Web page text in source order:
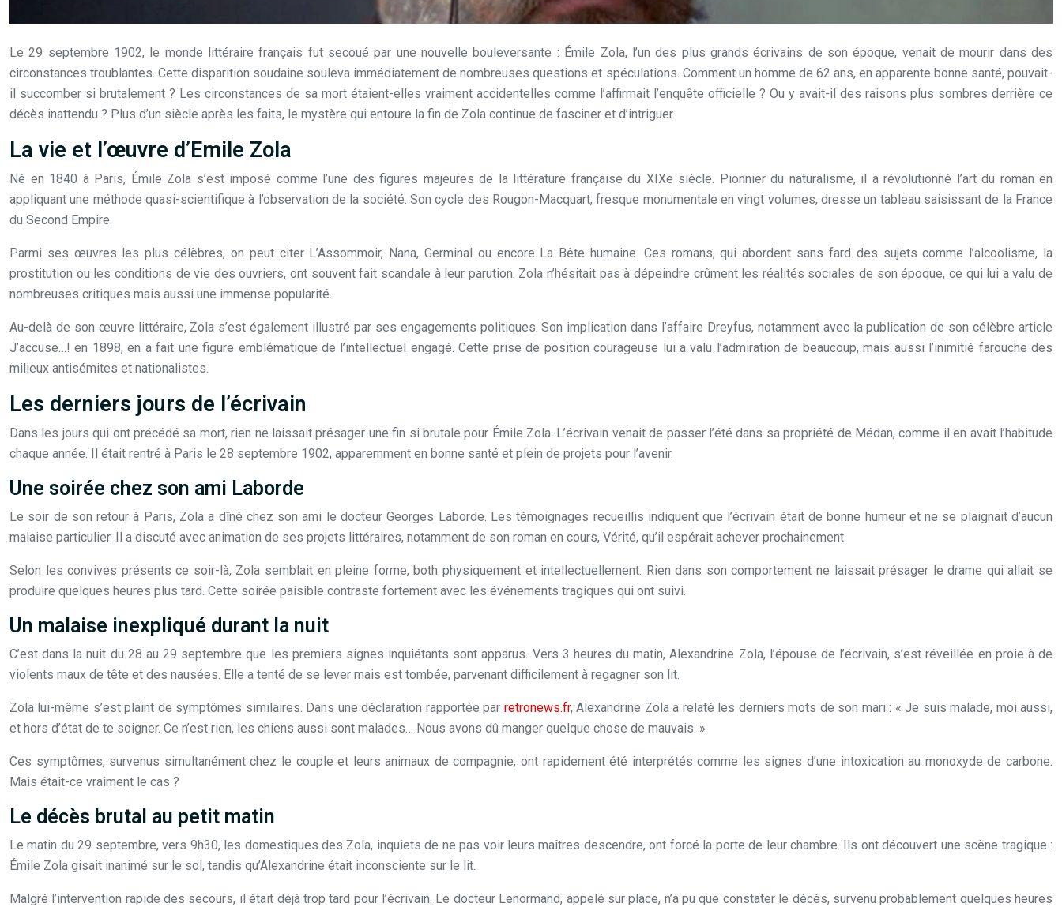
Le 29 septembre 1902, le monde littéraire français fut secoué par une nouvelle bouleversante : Émile Zola, l’un des plus grands écrivains de son époque, venait de mourir dans des
circonstances troublantes. Cette disparition soudaine souleva immédiatement de nombreuses questions et spéculations. Comment un homme de 62 ans, en apparente bonne santé, pouvait-
il succomber si brutalement ? Les circonstances de sa mort étaient-elles vraiment accidentelles comme l’affirmait l’enquête officielle ? Ou y avait-il des raisons plus sombres derrière ce
décès inattendu ? Plus d’un siècle après les faits, le mystère qui entoure la fin de Zola continue de fasciner et d’intriguer.
La vie et l’œuvre d’Emile Zola
Né en 1840 à Paris, Émile Zola s’est imposé comme l’une des figures majeures de la littérature française du XIXe siècle. Pionnier du naturalisme, il a révolutionné l’art du roman en
appliquant une méthode quasi-scientifique à l’observation de la société. Son cycle des Rougon-Macquart, fresque monumentale en vingt volumes, dresse un tableau saisissant de la France
du Second Empire.
Parmi ses œuvres les plus célèbres, on peut citer L’Assommoir, Nana, Germinal ou encore La Bête humaine. Ces romans, qui abordent sans fard des sujets comme l’alcoolisme, la
prostitution ou les conditions de vie des ouvriers, ont souvent fait scandale à leur parution. Zola n’hésitait pas à dépeindre crûment les réalités sociales de son époque, ce qui lui a valu de
nombreuses critiques mais aussi une immense popularité.
Au-delà de son œuvre littéraire, Zola s’est également illustré par ses engagements politiques. Son implication dans l’affaire Dreyfus, notamment avec la publication de son célèbre article
J’accuse…! en 1898, en a fait une figure emblématique de l’intellectuel engagé. Cette prise de position courageuse lui a valu l’admiration de beaucoup, mais aussi l’inimitié farouche des
milieux antisémites et nationalistes.
Les derniers jours de l’écrivain
Dans les jours qui ont précédé sa mort, rien ne laissait présager une fin si brutale pour Émile Zola. L’écrivain venait de passer l’été dans sa propriété de Médan, comme il en avait l’habitude
chaque année. Il était rentré à Paris le 28 septembre 1902, apparemment en bonne santé et plein de projets pour l’avenir.
Une soirée chez son ami Laborde
Le soir de son retour à Paris, Zola a dîné chez son ami le docteur Georges Laborde. Les témoignages recueillis indiquent que l’écrivain était de bonne humeur et ne se plaignait d’aucun
malaise particulier. Il a discuté avec animation de ses projets littéraires, notamment de son roman en cours, Vérité, qu’il espérait achever prochainement.
Selon les convives présents ce soir-là, Zola semblait en pleine forme, both physiquement et intellectuellement. Rien dans son comportement ne laissait présager le drame qui allait se
produire quelques heures plus tard. Cette soirée paisible contraste fortement avec les événements tragiques qui ont suivi.
Un malaise inexpliqué durant la nuit
C’est dans la nuit du 28 au 29 septembre que les premiers signes inquiétants sont apparus. Vers 3 heures du matin, Alexandrine Zola, l’épouse de l’écrivain, s’est réveillée en proie à de
violents maux de tête et des nausées. Elle a tenté de se lever mais est tombée, parvenant difficilement à regagner son lit.
Zola lui-même s’est plaint de symptômes similaires. Dans une déclaration rapportée par retronews.fr, Alexandrine Zola a relaté les derniers mots de son mari : « Je suis malade, moi aussi,
et hors d’état de te soigner. Ce n’est rien, les chiens aussi sont malades… Nous avons dû manger quelque chose de mauvais. »
Ces symptômes, survenus simultanément chez le couple et leurs animaux de compagnie, ont rapidement été interprétés comme les signes d’une intoxication au monoxyde de carbone.
Mais était-ce vraiment le cas ?
Le décès brutal au petit matin
Le matin du 29 septembre, vers 9h30, les domestiques des Zola, inquiets de ne pas voir leurs maîtres descendre, ont forcé la porte de leur chambre. Ils ont découvert une scène tragique :
Émile Zola gisait inanimé sur le sol, tandis qu’Alexandrine était inconsciente sur le lit.
Malgré l’intervention rapide des secours, il était déjà trop tard pour l’écrivain. Le docteur Lenormand, appelé sur place, n’a pu que constater le décès, survenu probablement quelques heures